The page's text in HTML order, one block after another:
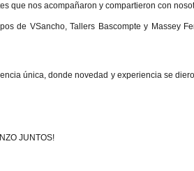
que nos acompañaron y compartieron con
de VSancho, Tallers Bascompte y Massey
única, donde novedad y experiencia se
JUNTOS!